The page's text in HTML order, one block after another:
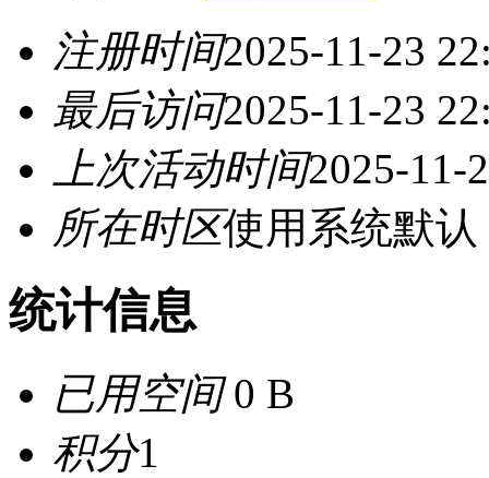
注册时间2025-11-23
最后访问2025-11-23
上次活动时间2025-11-
所在时区使用系统默认
统计信息
已用空间0 B
积分1